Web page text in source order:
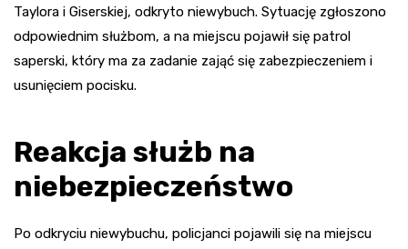
Taylora i Giserskiej, odkryto niewybuch. Sytuację zgłoszono
odpowiednim służbom, a na miejscu pojawił się patrol
saperski, który ma za zadanie zająć się zabezpieczeniem i
usunięciem pocisku.
Reakcja służb na
niebezpieczeństwo
Po odkryciu niewybuchu, policjanci pojawili się na miejscu